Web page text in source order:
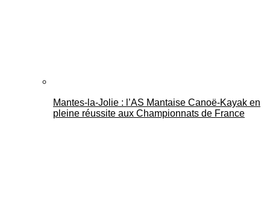
Mantes-la-Jolie : l’AS Mantaise Canoë‑Kayak en
pleine réussite aux Championnats de France